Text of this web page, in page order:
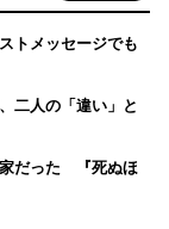
トメッセージでも
二人の「違い」と
家だった 『死ぬほ